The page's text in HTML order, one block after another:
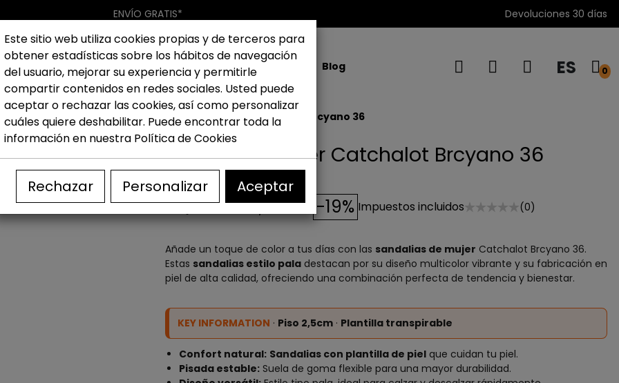
ENVÍO GRATIS* Devoluciones 30 días
Hombre Niño Nueva colección Outlet Marcas Blog ES 0
Sandalias planas mujer Sandalias mujer Catchalot Brcyano 36
Sandalias mujer Catchalot Brcyano 36
65,00 € 79,95 € -19% Impuestos incluidos (0)
Añade un toque de color a tus días con las sandalias de mujer Catchalot Brcyano 36.
Estas sandalias estilo pala destacan por su diseño multicolor vibrante y su fabricación en
piel de alta calidad, ofreciendo una combinación perfecta de tendencia y bienestar.
KEY INFORMATION · Piso 2,5cm · Plantilla transpirable
Confort natural: Sandalias con plantilla de piel que cuidan tu piel.
Pisada estable: Suela de goma flexible para una mayor durabilidad.
Este sitio web utiliza cookies propias y de terceros para
obtener estadísticas sobre los hábitos de navegación
del usuario, mejorar su experiencia y permitirle
compartir contenidos en redes sociales. Usted puede
aceptar o rechazar las cookies, así como personalizar
cuáles quiere deshabilitar. Puede encontrar toda la
información en nuestra Política de Cookies
Rechazar Personalizar Aceptar